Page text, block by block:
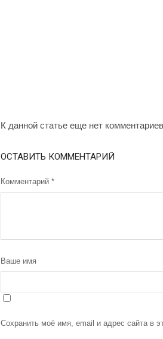
К данной статье еще нет
ОСТАВИТЬ КОММЕНТАРИЙ
Комментарий *
Ваше имя
Сохранить моё имя, email и адрес сайта в